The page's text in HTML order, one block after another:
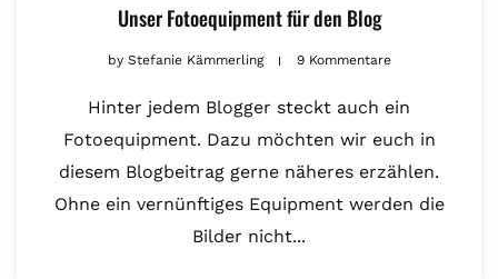
Unser Fotoequipment für den Blog
byStefanie Kämmerling 9 Kommentare
Hinter jedem Blogger steckt auch ein
Fotoequipment. Dazu möchten wir euch in
diesem Blogbeitrag gerne näheres erzählen.
Ohne ein vernünftiges Equipment werden die
Bilder nicht...